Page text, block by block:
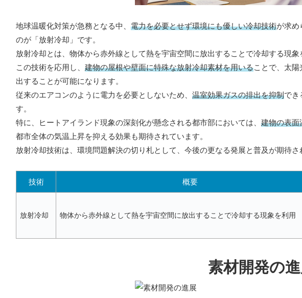
地球温暖化対策が急務となる中、 電力を必要とせず環境にも優しい冷却技術が求め
のが「放射冷却」です。
放射冷却とは、物体から赤外線として熱を宇宙空間に放出することで冷却する現象
この技術を応用し、 建物の屋根や壁面に特殊な放射冷却素材を用いることで、太
出することが可能になります。
従来のエアコンのように電力を必要としないため、 温室効果ガスの排出を抑制でき
す。
特に、ヒートアイランド現象の深刻化が懸念される都市部においては、 建物の表面
都市全体の気温上昇を抑える効果も期待されています。
放射冷却技術は、環境問題解決の切り札として、今後の更なる発展と普及が期待さ
技術 概要
放射冷却 物体から赤外線として熱を宇宙空間に放出することで冷却する現象を利用
素材開発の